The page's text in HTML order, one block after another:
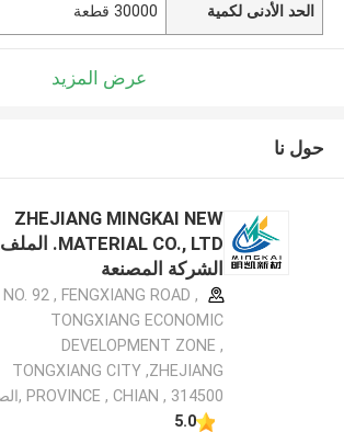
الحد الأدنى لكمية 30000 قطعة
عرض المزيد
حول نا
ZHEJIANG MINGKAI NEW
MATERIAL CO., LTD. الملف
الشركة المصنعة
NO. 92 , FENGXIANG ROAD ,
TONGXIANG ECONOMIC
DEVELOPMENT ZONE ,
TONGXIANG CITY ,ZHEJIANG
PROVINCE , CHIAN , 314500 ,الصين
5.0